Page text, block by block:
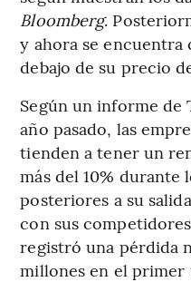
Bloomberg.
y ahora se
debajo de su precio
Según un informe de
año pasado, las
tienden a tener un
más del 10% durante
posteriores a su
con sus
registró una pérdida
millones en el primer